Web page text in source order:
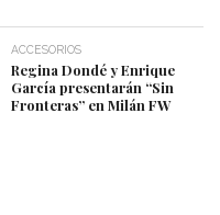
ACCESORIOS
Regina Dondé y Enrique
García presentarán “Sin
Fronteras” en Milán FW